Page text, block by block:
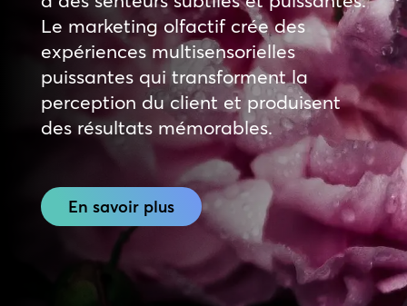
Le marketing olfactif crée des
expériences multisensorielles
puissantes qui transforment la
perception du client et produisent
des résultats mémorables.
En savoir plus